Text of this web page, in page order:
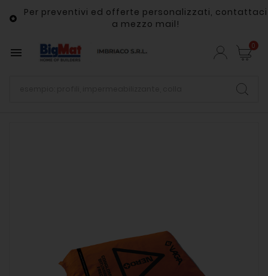

Per preventivi ed offerte personalizzati, contattaci
a mezzo mail!
 0